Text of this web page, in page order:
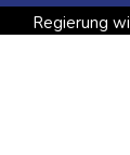
Regierung